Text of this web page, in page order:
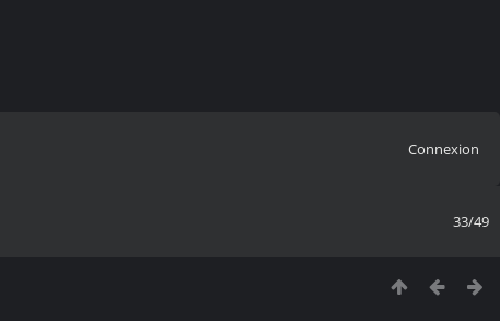
Connexion
33/49